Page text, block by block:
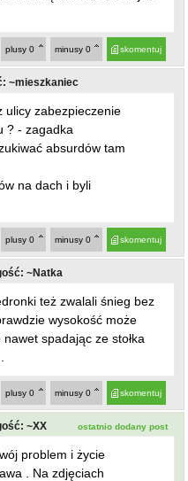
skomentuj
minusy 0
plusy 0
~mieszkaniec
ulicy zabezpieczenie
? - zagadka
absurdów tam
na dach i byli
skomentuj
minusy 0
plusy 0
~Natka
też zwalali śnieg bez
wysokość może
spadając ze stołka
skomentuj
minusy 0
plusy 0
~XX ostatnio dodany post
problem i życie
. Na zdjęciach